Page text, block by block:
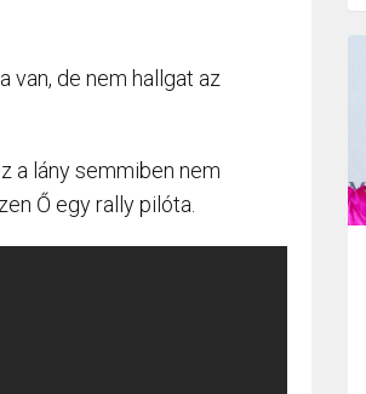
van, de nem hallgat az
a lány semmiben nem
Ő egy rally pilóta.